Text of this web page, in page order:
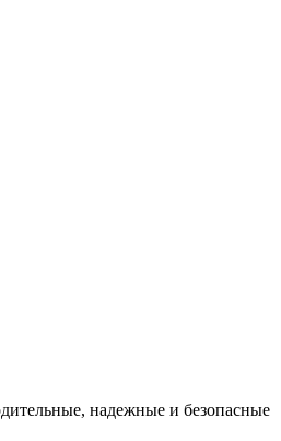
надежные и безопасные